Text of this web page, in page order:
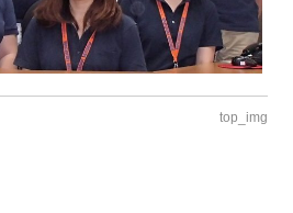
top_img